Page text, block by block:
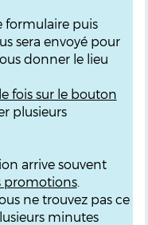
formulaire puis
sera envoyé pour
donner le lieu
fois sur le bouton
plusieurs
arrive souvent
promotions.
ne trouvez pas ce
minutes